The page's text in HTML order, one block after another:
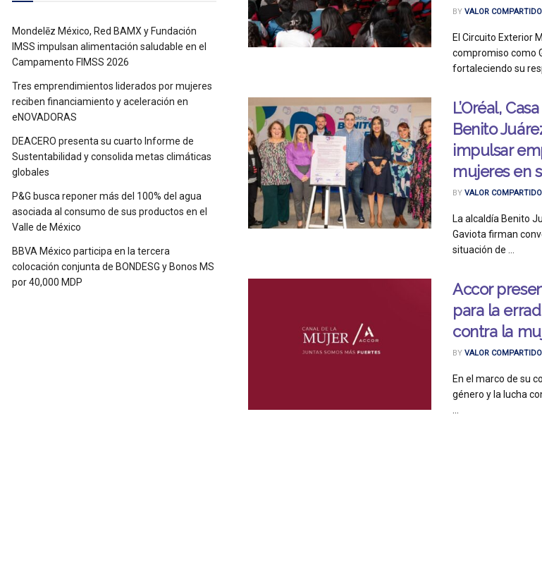
BY VALOR COMPARTIDO
El Circuito Exterior
compromiso como
fortaleciendo su
L’Oréal,
Benito
impulsar
mujeres en
BY VALOR COMPARTIDO
La alcaldía Benito
Gaviota firman
situación de ...
Accor
para la
contra la
BY VALOR COMPARTIDO
En el marco de su
género y la lucha
Mondelēz México, Red BAMX y Fundación
IMSS impulsan alimentación saludable en el
Campamento FIMSS 2026
Tres emprendimientos liderados por mujeres
reciben financiamiento y aceleración en
eNOVADORAS
DEACERO presenta su cuarto Informe de
Sustentabilidad y consolida metas climáticas
globales
P&G busca reponer más del 100% del agua
asociada al consumo de sus productos en el
Valle de México
BBVA México participa en la tercera
colocación conjunta de BONDESG y Bonos MS
por 40,000 MDP